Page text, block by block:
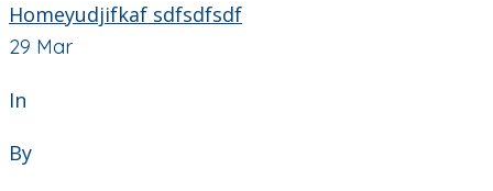
Homeyudjifkaf sdfsdfsdf
29 Mar
In
By